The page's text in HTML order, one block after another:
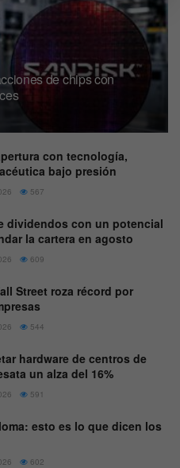
de chips con
con tecnología,
bajo presión
567
dividendos con un potencial
la cartera en agosto
609
Street roza récord por
544
hardware de centros de
un alza del 16%
591
esto es lo que dicen los
602